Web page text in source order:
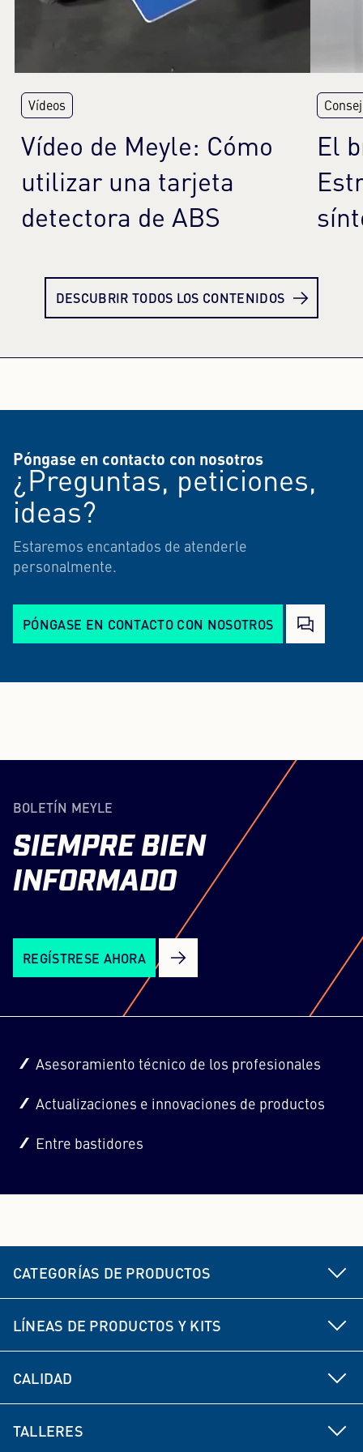
Vídeos
Vídeo de Meyle: Cómo
utilizar una tarjeta
detectora de ABS
El
DESCUBRIR TODOS LOS CONTENIDOS
Póngase en contacto con nosotros
¿Preguntas, peticiones,
ideas?
Estaremos encantados de atenderle
personalmente.
PÓNGASE EN CONTACTO CON NOSOTROS
BOLETÍN MEYLE
SIEMPRE BIEN
INFORMADO
REGÍSTRESE AHORA
Asesoramiento técnico de los profesionales
Actualizaciones e innovaciones de productos
Entre bastidores
CATEGORÍAS DE PRODUCTOS
Piezas de propulsión
LÍNEAS DE PRODUCTOS Y KITS
MEYLE PD
CALIDAD
TALLERES